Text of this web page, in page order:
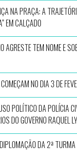
NA PRAÇA: A
EM CALÇADO
AGRESTE TEM NOME E
NO DIA 3 DE
POLÍTICO DA POLÍCIA
DO GOVERNO RAQUEL
DA 2ª